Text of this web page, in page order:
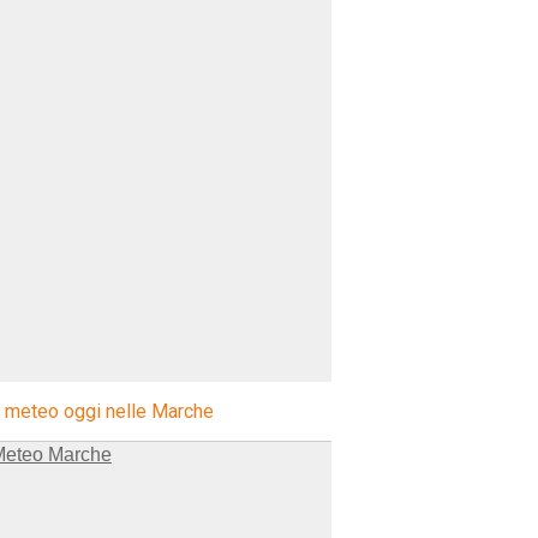
meteo oggi nelle Marche